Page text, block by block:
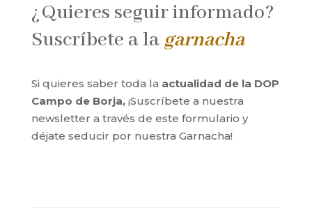
¿Quieres seguir informado?
Suscríbete a la garnacha
Si quieres saber toda la actualidad de la DOP
Campo de Borja,¡Suscríbete a nuestra
newsletter a través de este formulario y
déjate seducir por nuestra Garnacha!